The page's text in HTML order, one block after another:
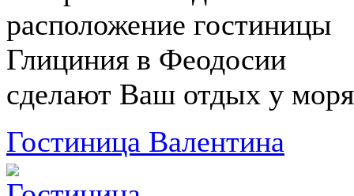
расположение гостиницы
Глициния в Феодосии
сделают Ваш отдых у
Гостиница Валентина